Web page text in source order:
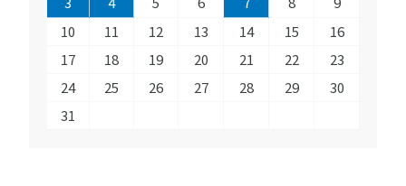
10
11 12 13 14 15
16
17
18 19 20 21 22
23
24
25 26 27 28 29
30
31